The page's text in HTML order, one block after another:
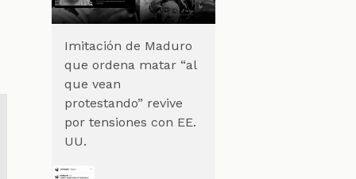
Imitación de Maduro
que ordena matar “al
que vean
protestando” revive
por tensiones con EE.
UU.